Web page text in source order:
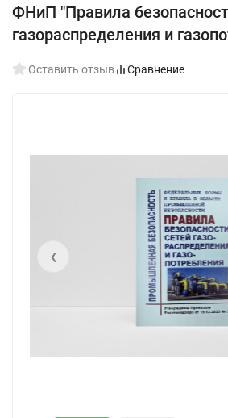
ФНиП "Правила
газораспределения и
Оставить отзыв Сравнение
‹